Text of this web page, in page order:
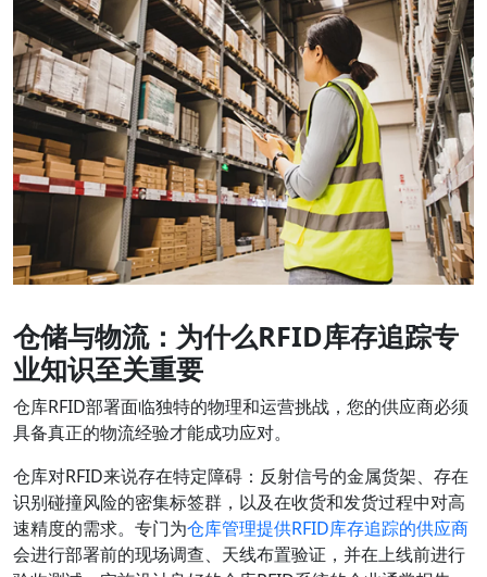
仓储与物流：为什么RFID库存追踪专
业知识至关重要
仓库RFID部署面临独特的物理和运营挑战，您的供应商必须
具备真正的物流经验才能成功应对。
仓库对RFID来说存在特定障碍：反射信号的金属货架、存在
识别碰撞风险的密集标签群，以及在收货和发货过程中对高
速精度的需求。专门为仓库管理提供RFID库存追踪的供应商
会进行部署前的现场调查、天线布置验证，并在上线前进行